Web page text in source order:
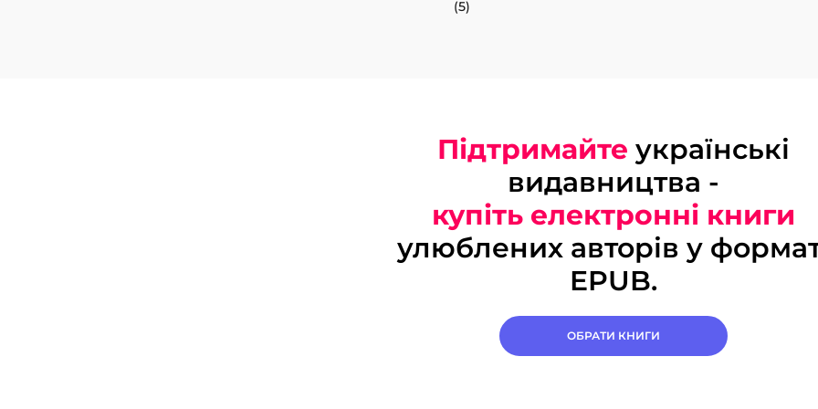
(5)
Підтримайте українські
видавництва -
купіть електронні книги
улюблених авторів у
EPUB.
ОБРАТИ КНИГИ